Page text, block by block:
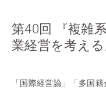
第40回 『複雑
業経営を考える
「国際経営論」「多国